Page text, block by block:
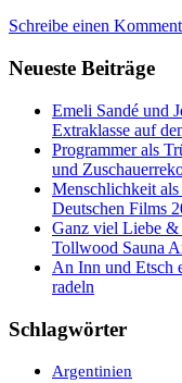
Schreibe einen
Neueste Beiträge
Emeli Sandé und
Extraklasse auf
Programmer als
und
Menschlichkeit als
Deutschen Films
Ganz viel Liebe &
Tollwood Sauna
An Inn und Etsch
radeln
Schlagwörter
Argentinien